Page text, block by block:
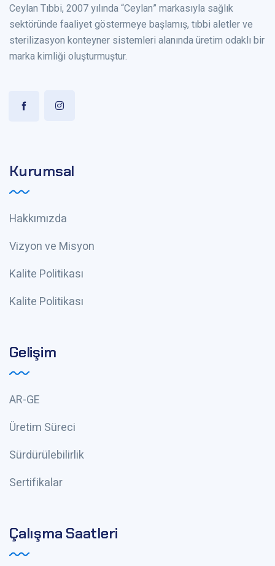
Ceylan Tıbbi, 2007 yılında “Ceylan” markasıyla sağlık
sektöründe faaliyet göstermeye başlamış, tıbbi aletler ve
sterilizasyon konteyner sistemleri alanında üretim odaklı bir
marka kimliği oluşturmuştur.
Kurumsal
Hakkımızda
Vizyon ve Misyon
Kalite Politikası
Kalite Politikası
Gelişim
AR-GE
Üretim Süreci
Sürdürülebilirlik
Sertifikalar
Çalışma Saatleri